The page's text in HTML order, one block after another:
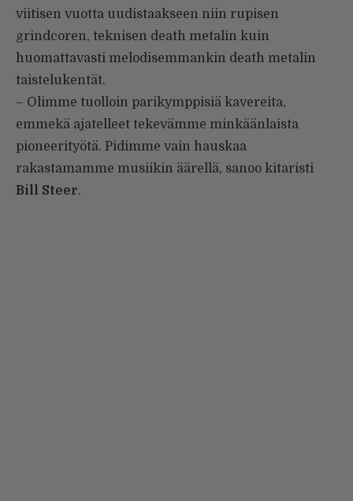
viitisen vuotta uudistaakseen niin rupisen
grindcoren, teknisen death metalin kuin
huomattavasti melodisemmankin death metalin
taistelukentät.
– Olimme tuolloin parikymppisiä kavereita,
emmekä ajatelleet tekevämme minkäänlaista
pioneerityötä. Pidimme vain hauskaa
rakastamamme musiikin äärellä, sanoo kitaristi
Bill Steer.